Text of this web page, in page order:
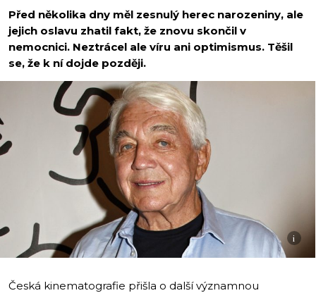
Před několika dny měl zesnulý herec narozeniny, ale
jejich oslavu zhatil fakt, že znovu skončil v
nemocnici. Neztrácel ale víru ani optimismus. Těšil
se, že k ní dojde později.
i
Česká kinematografie přišla o další významnou